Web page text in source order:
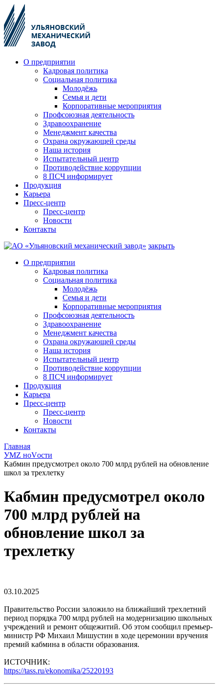
О предприятии
Кадровая политика
Социальная политика
Молодёжь
Семья и дети
Корпоративные мероприятия
Профсоюзная деятельность
Здравоохранение
Менеджмент качества
Охрана окружающей среды
Наша история
Испытательный центр
Противодействие коррупции
8 ПСЧ информирует
Продукция
Карьера
Пресс-центр
Пресс-центр
Новости
Контакты
закрыть
О предприятии
Кадровая политика
Социальная политика
Молодёжь
Семья и дети
Корпоративные мероприятия
Профсоюзная деятельность
Здравоохранение
Менеджмент качества
Охрана окружающей среды
Наша история
Испытательный центр
Противодействие коррупции
8 ПСЧ информирует
Продукция
Карьера
Пресс-центр
Пресс-центр
Новости
Контакты
Главная
УМZ ноVости
Кабмин предусмотрел около 700 млрд рублей на обновление
школ за трехлетку
Кабмин предусмотрел около
700 млрд рублей на
обновление школ за
трехлетку
03.10.2025
Правительство России заложило на ближайший трехлетний
период порядка 700 млрд рублей на модернизацию школьных
учреждений и ремонт общежитий. Об этом сообщил премьер-
министр РФ Михаил Мишустин в ходе церемонии вручения
премий кабмина в области образования.
ИСТОЧНИК:
https://tass.ru/ekonomika/25220193